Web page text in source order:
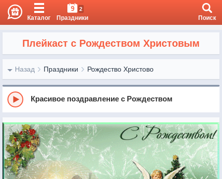
Каталог
9 2
Праздники Поиск
Плейкаст с Рождеством Христовым
Назад Праздники Рождество Христово
Красивое поздравление с Рождеством